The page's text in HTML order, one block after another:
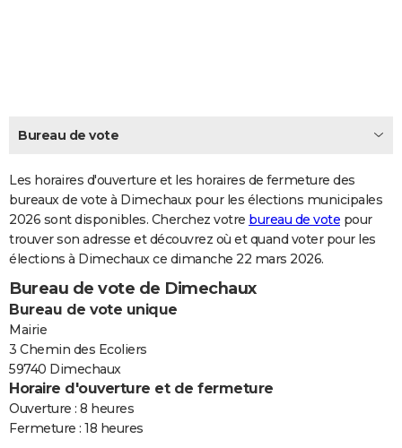
CARTE DE VOEUX
Dictionnaire
Biographies
Citations
Expressions
Proverbes
PROGRAMME TV
COPAINS D'AVANT
FORUM
Bricolage
Lifestyle
Culture
Sport
Auto
Television
Voyage
Cinema
Bureau de vote
Les horaires d'ouverture et les horaires de fermeture des
bureaux de vote à Dimechaux pour les élections municipales
2026 sont disponibles. Cherchez votre bureau de vote pour
trouver son adresse et découvrez où et quand voter pour les
élections à Dimechaux ce dimanche 22 mars 2026.
Bureau de vote de Dimechaux
Bureau de vote unique
Mairie
3 Chemin des Ecoliers
59740 Dimechaux
Horaire d'ouverture et de fermeture
Ouverture : 8 heures
Fermeture : 18 heures